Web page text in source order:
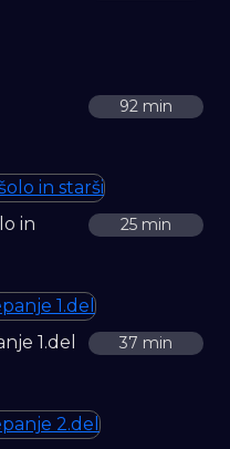
92 min
in
25 min
1.del 37 min